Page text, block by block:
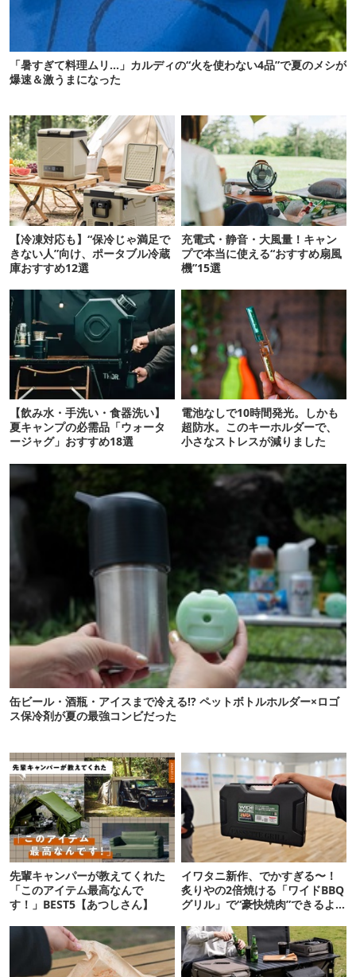
「暑すぎて料理ムリ…」カルディの“火を使わない4品”で夏のメシが
爆速＆激うまになった
【冷凍対応も】“保冷じゃ満足で
きない人”向け、ポータブル冷蔵
庫おすすめ12選
充電式・静音・大風量！キャン
プで本当に使える“おすすめ扇風
機”15選
【飲み水・手洗い・食器洗い】
夏キャンプの必需品「ウォータ
ージャグ」おすすめ18選
電池なしで10時間発光。しかも
超防水。このキーホルダーで、
小さなストレスが減りました
缶ビール・酒瓶・アイスまで冷える!? ペットボトルホルダー×ロゴ
ス保冷剤が夏の最強コンビだった
先輩キャンパーが教えてくれた
「このアイテム最高なんで
す！」BEST5【あつしさん】
イワタニ新作、でかすぎる〜！
炙りやの2倍焼ける「ワイドBBQ
グリル」で“豪快焼肉”できるよ